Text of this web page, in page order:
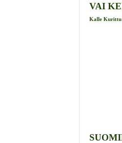
VAI
Kalle Kurittu